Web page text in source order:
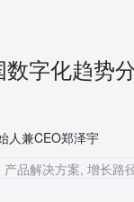
字化趋势
人兼CEO郑泽宇